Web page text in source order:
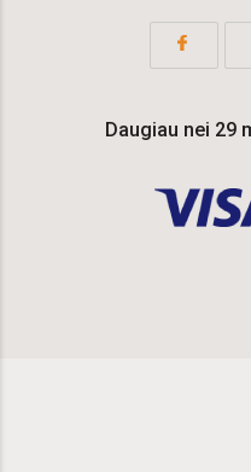
Daugiau nei 29